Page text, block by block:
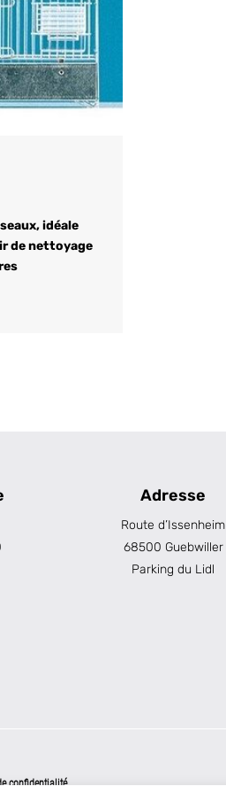
idéale
de nettoyage
Adresse
Route d’Issenheim
68500 Guebwiller
Parking du Lidl
confidentialité